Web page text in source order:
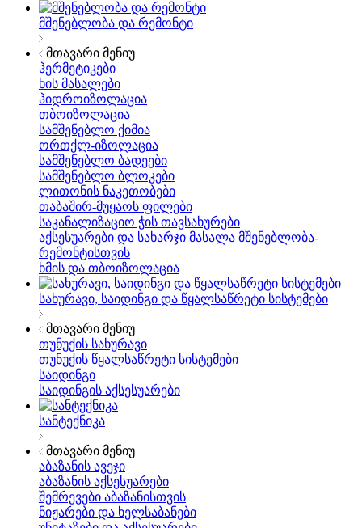
მშენებლობა და რემონტი
მთავარი მენიუ
ჰერმეტიკები
ხის მასალები
ჰიდროიზოლაცია
თბოიზოლაცია
სამშენებლო ქიმია
ორთქლ-იზოლაცია
სამშენებლო ბადეები
სამშენებლო ბლოკები
ლითონის ნაკეთობები
თაბაშირ-მუყაოს ფილები
საკანალიზაციო ჭის თავსახურები
აქსესუარები და სახარჯი მასალა მშენებლობა-
რემონტისთვის
ხმის და თბოიზოლაცია
სახურავი, საიდინგი და წყალსაწრეტი სისტემები
მთავარი მენიუ
თუნუქის სახურავი
თუნუქის წყალსაწრეტი სისტემები
საიდინგი
საიდინგის აქსესუარები
სანტექნიკა
მთავარი მენიუ
აბაზანის ავეჯი
აბაზანის აქსესუარები
შემრევები აბაზანისთვის
ნიჟარები და ხელსაბანები